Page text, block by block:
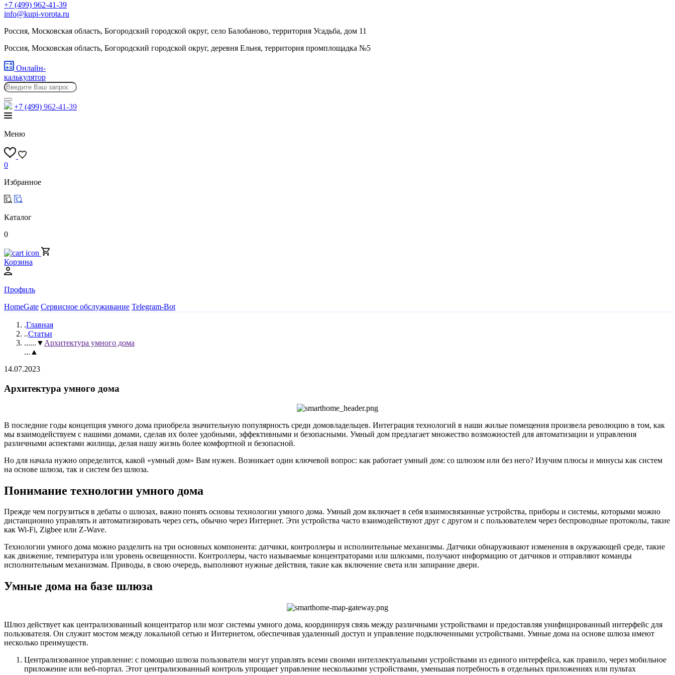
+7 (499) 962-41-39
info@kupi-vorota.ru
Россия, Московская область, Богородский городской округ, село Балобаново, территория Усадьба, дом 11
Россия, Московская область, Богородский городской округ, деревня Ельня, территория промплощадка №5
Онлайн-
калькулятор
+7 (499) 962-41-39
Меню
0
Избранное
Каталог
0
Корзина
Профиль
HomeGate Сервисное обслуживание Telegram-Bot
.Главная
..Статьи
......▼ Архитектура умного дома
...▲
14.07.2023
Архитектура умного дома
В последние годы концепция умного дома приобрела значительную популярность среди домовладельцев. Интеграция технологий в наши жилые помещения произвела революцию в том, как
мы взаимодействуем с нашими домами, сделав их более удобными, эффективными и безопасными. Умный дом предлагает множество возможностей для автоматизации и управления
различными аспектами жилища, делая нашу жизнь более комфортной и безопасной.
Но для начала нужно определится, какой «умный дом» Вам нужен. Возникает один ключевой вопрос: как работает умный дом: со шлюзом или без него? Изучим плюсы и минусы как систем
на основе шлюза, так и систем без шлюза.
Понимание технологии умного дома
Прежде чем погрузиться в дебаты о шлюзах, важно понять основы технологии умного дома. Умный дом включает в себя взаимосвязанные устройства, приборы и системы, которыми можно
дистанционно управлять и автоматизировать через сеть, обычно через Интернет. Эти устройства часто взаимодействуют друг с другом и с пользователем через беспроводные протоколы, такие
как Wi-Fi, Zigbee или Z-Wave.
Технологии умного дома можно разделить на три основных компонента: датчики, контроллеры и исполнительные механизмы. Датчики обнаруживают изменения в окружающей среде, такие
как движение, температура или уровень освещенности. Контроллеры, часто называемые концентраторами или шлюзами, получают информацию от датчиков и отправляют команды
исполнительным механизмам. Приводы, в свою очередь, выполняют нужные действия, такие как включение света или запирание двери.
Умные дома на базе шлюза
Шлюз действует как централизованный концентратор или мозг системы умного дома, координируя связь между различными устройствами и предоставляя унифицированный интерфейс для
пользователя. Он служит мостом между локальной сетью и Интернетом, обеспечивая удаленный доступ и управление подключенными устройствами. Умные дома на основе шлюза имеют
несколько преимуществ.
Централизованное управление: с помощью шлюза пользователи могут управлять всеми своими интеллектуальными устройствами из единого интерфейса, как правило, через мобильное
приложение или веб-портал. Этот централизованный контроль упрощает управление несколькими устройствами, уменьшая потребность в отдельных приложениях или пультах